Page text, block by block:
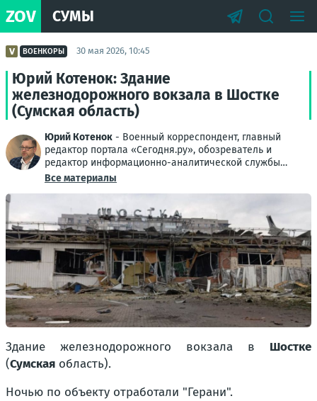
ZOV СУМЫ
ВОЕНКОРЫ 30 мая 2026, 10:45
Юрий Котенок: Здание
железнодорожного вокзала в Шостке
(Сумская область)
Юрий Котенок - Военный корреспондент, главный
редактор портала «Сегодня.ру», обозреватель и
редактор информационно-аналитической службы
Донбасса
Все материалы
Здание железнодорожного вокзала в Шостке
(Сумская область).
Ночью по объекту отработали "Герани".